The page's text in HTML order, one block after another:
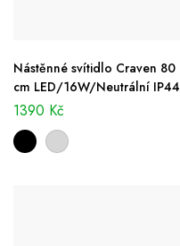
Nástěnné svítidlo Craven 80
cm LED/16W/Neutrální IP44
1390 Kč